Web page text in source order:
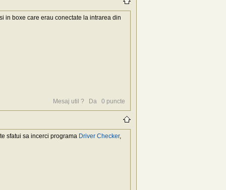
in boxe care erau conectate la intrarea din
Mesaj util ? Da 0 puncte
sfatui sa incerci programa Driver Checker,